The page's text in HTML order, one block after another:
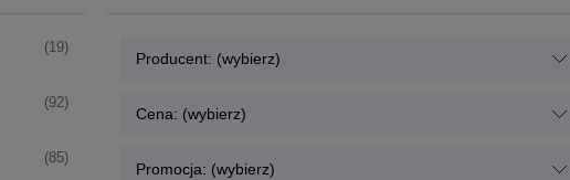
(19)
(92)
(85)
Producent: (wybierz)
Cena: (wybierz)
Promocja: (wybierz)